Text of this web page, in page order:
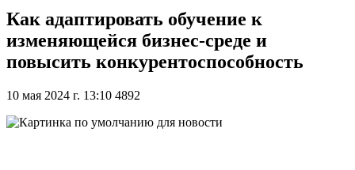
Как адаптировать обучение к
изменяющейся бизнес-среде и
повысить конкурентоспособность
10 мая 2024 г. 13:10 4892